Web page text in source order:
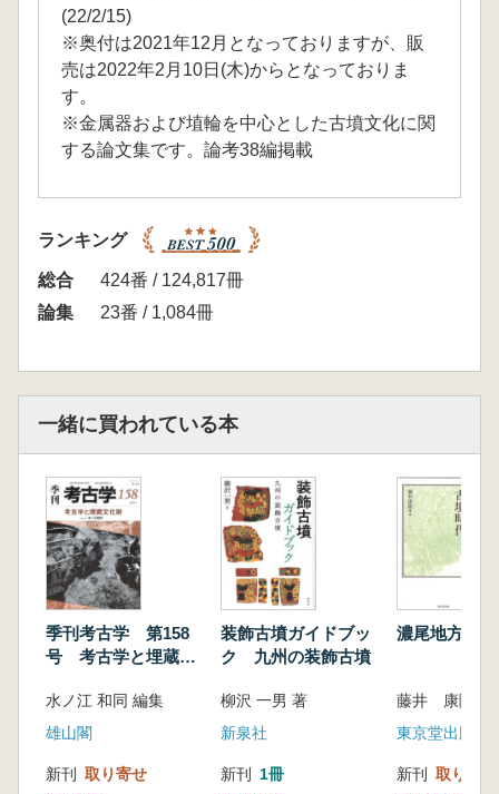
(22/2/15)
※奥付は2021年12月となっておりますが、販
売は2022年2月10日(木)からとなっておりま
す。
※金属器および埴輪を中心とした古墳文化に関
する論文集です。論考38編掲載
ランキング
総合
424番 / 124,817冊
論集
23番 / 1,084冊
一緒に買われている本
季刊考古学 第158
号 考古学と埋蔵文
水ノ江 和同 編集
雄山閣
新刊 取り寄せ
装飾古墳ガイドブッ
ク 九州の装飾古墳
柳沢 一男 著
新泉社
新刊 1冊
濃尾地方の
藤井 康隆 著
東京堂出版
新刊 取り寄せ